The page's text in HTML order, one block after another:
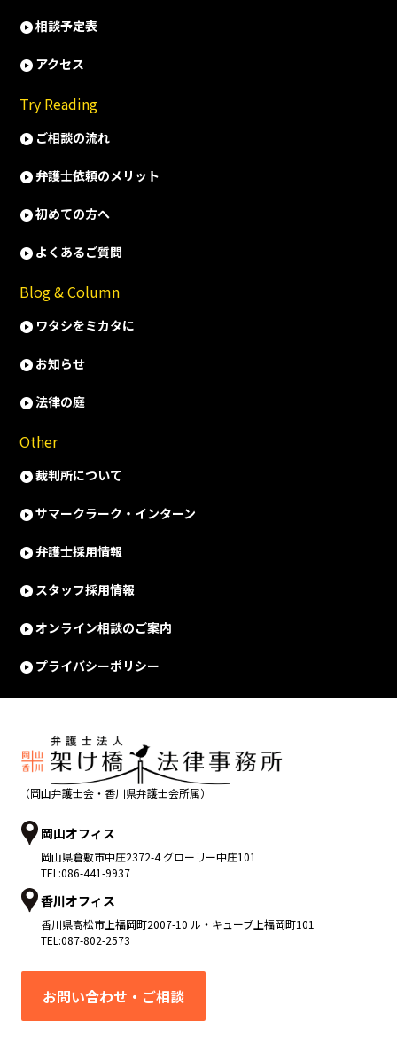
相談予定表
アクセス
Try Reading
ご相談の流れ
弁護士依頼のメリット
初めての方へ
よくあるご質問
Blog & Column
ワタシをミカタに
お知らせ
法律の庭
Other
裁判所について
サマークラーク・インターン
弁護士採用情報
スタッフ採用情報
オンライン相談のご案内
プライバシーポリシー
（岡山弁護士会・香川県弁護士会所属）
岡山オフィス
岡山県倉敷市中庄2372-4 グローリー中庄101
TEL:086-441-9937
香川オフィス
香川県高松市 上福岡町2007-10 ル・キューブ上福岡町101
TEL:087-802-2573
お問い合わせ・ご相談